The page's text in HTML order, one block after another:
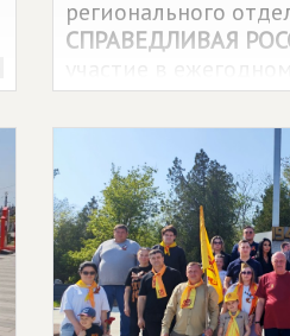
регионального
СПРАВЕДЛИВАЯ
участие в
турнире памяти
добровольцев –
Фофанова) и
погибших в зоне
специальной